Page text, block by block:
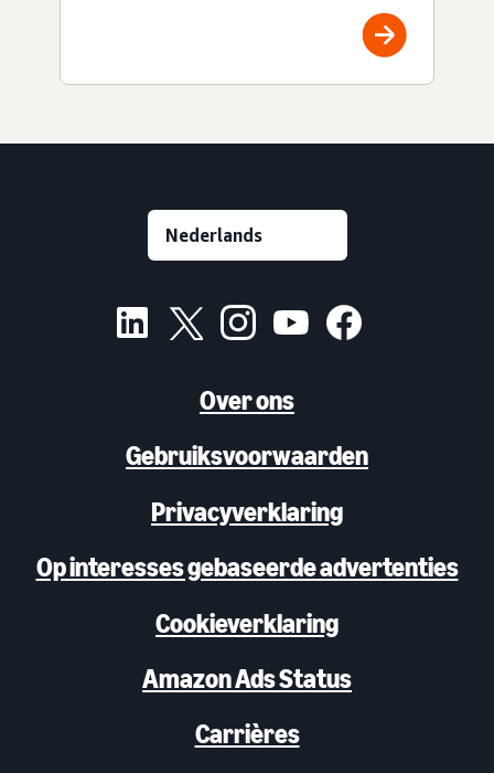
Over ons
Gebruiksvoorwaarden
Privacyverklaring
Op interesses gebaseerde advertenties
Cookieverklaring
Amazon Ads Status
Carrières